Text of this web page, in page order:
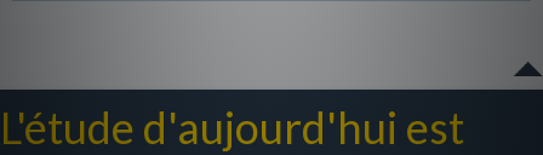
L'étude d'aujourd'hui est